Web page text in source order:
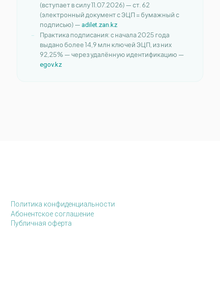
(вступает в силу 11.07.2026) — ст. 62
(электронный документ с ЭЦП = бумажный с
подписью) — adilet.zan.kz
Практика подписания: с начала 2025 года
выдано более 14,9 млн ключей ЭЦП, из них
92,25% — через удалённую идентификацию —
egov.kz
Политика конфиденциальности
Абонентское соглашение
Публичная оферта